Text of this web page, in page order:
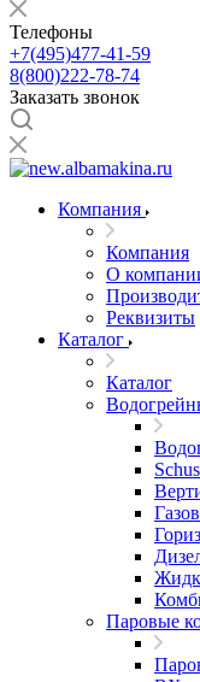
Телефоны
+7(495)477-41-59
8(800)222-78-74
Заказать звонок
Компания
Компания
О
Реквизиты
Каталог
Каталог
Паровые